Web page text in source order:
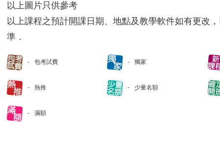
以上圖片只供參考
以上課程之預計開課日期、地點及教學軟件如有更改
準．
包考試費 獨家
熱推 少量名額
滿額